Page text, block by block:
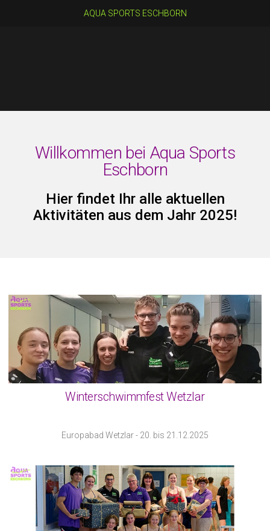
Willkommen bei Aqua Sports
Eschborn
Hier findet Ihr alle aktuellen
Aktivitäten aus dem Jahr 2025!
Winterschwimmfest Wetzlar
Europabad Wetzlar - 20. bis 21.12.2025
AQUA SPORTS ESCHBORN